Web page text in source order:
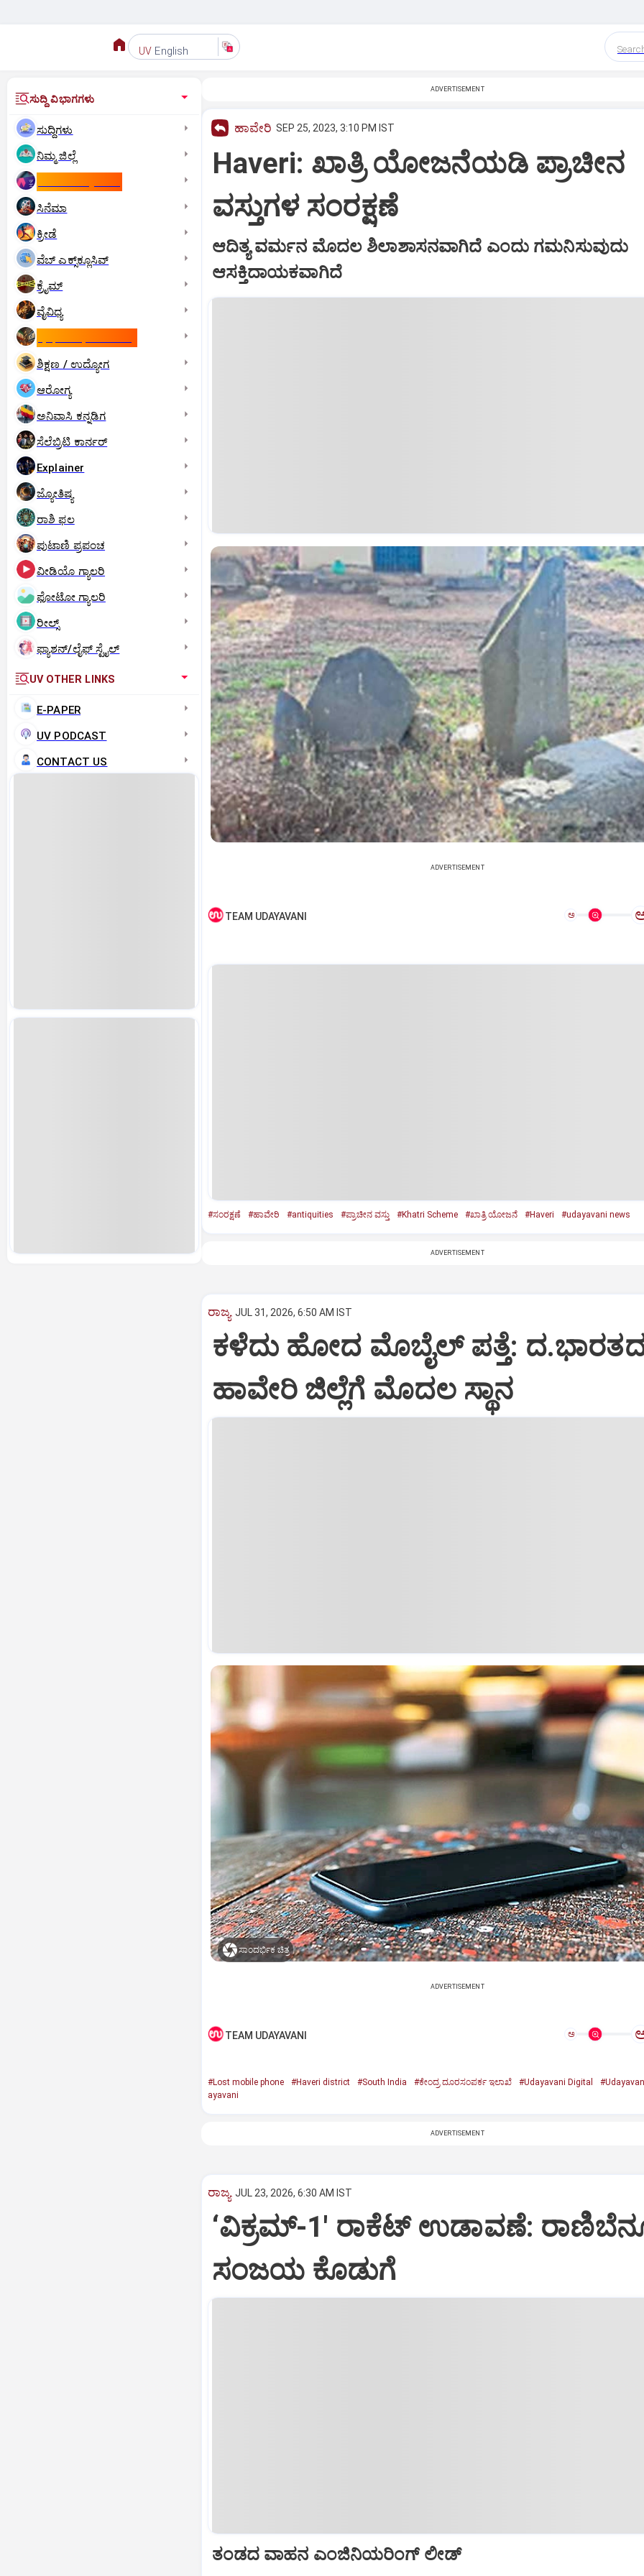
UV English
ಸುದ್ದಿ ವಿಭಾಗಗಳು
ಸುದ್ದಿಗಳು
ನಿಮ್ಮ ಜಿಲ್ಲೆ
ಸಿನೆಮಾ
ಕ್ರೀಡೆ
ವೆಬ್ ಎಕ್ಸ್‌ಕ್ಲೂಸಿವ್
ಕ್ರೈಮ್
ವೈವಿಧ್ಯ
ಶಿಕ್ಷಣ / ಉದ್ಯೋಗ
ಆರೋಗ್ಯ
ಅನಿವಾಸಿ ಕನ್ನಡಿಗ
ಸೆಲೆಬ್ರಿಟಿ ಕಾರ್ನರ್‌
Explainer
ಜ್ಯೋತಿಷ್ಯ
ರಾಶಿ ಫಲ
ಪುಟಾಣಿ ಪ್ರಪಂಚ
ವೀಡಿಯೊ ಗ್ಯಾಲರಿ
ಫೋಟೋ ಗ್ಯಾಲರಿ
ರೀಲ್ಸ್
ಫ್ಯಾಶನ್/ಲೈಫ್‌ ಸ್ಟೈಲ್
UV OTHER LINKS
E-PAPER
UV PODCAST
CONTACT US
ADVERTISEMENT
ಹಾವೇರಿ SEP 25, 2023, 3:10 PM IST
Haveri: ಖಾತ್ರಿ ಯೋಜನೆಯಡಿ ಪ್ರಾಚೀನ
ವಸ್ತುಗಳ ಸಂರಕ್ಷಣೆ
ಆದಿತ್ಯ ವರ್ಮನ ಮೊದಲ ಶಿಲಾಶಾಸನವಾಗಿದೆ ಎಂದು ಗಮನಿಸುವುದು
ಆಸಕ್ತಿದಾಯಕವಾಗಿದೆ
ADVERTISEMENT
TEAM UDAYAVANI ಅ
#ಸಂರಕ್ಷಣೆ #ಹಾವೇರಿ #antiquities #ಪ್ರಾಚೀನ ವಸ್ತು #Khatri Scheme #ಖಾತ್ರಿ ಯೋಜನೆ #Haveri #udayavani news
ADVERTISEMENT
ರಾಜ್ಯ JUL 31, 2026, 6:50 AM IST
ಕಳೆದು ಹೋದ ಮೊಬೈಲ್ ಪತ್ತೆ:
ಹಾವೇರಿ ಜಿಲ್ಲೆಗೆ ಮೊದಲ ಸ್ಥಾನ
ಸಾಂದರ್ಭಿಕ ಚಿತ್ರ
ADVERTISEMENT
TEAM UDAYAVANI ಅ
#Lost mobile phone #Haveri district #South India #ಕೇಂದ್ರ ದೂರಸಂಪರ್ಕ ಇಲಾಖೆ #Udayavani Digital
ayavani
ADVERTISEMENT
ರಾಜ್ಯ JUL 23, 2026, 6:30 AM IST
‘ವಿಕ್ರಮ್‌-1' ರಾಕೆಟ್‌ ಉಡಾವಣೆ:
ಸಂಜಯ ಕೊಡುಗೆ
ತಂಡದ ವಾಹನ ಎಂಜಿನಿಯರಿಂಗ್‌ ಲೀಡ್‌